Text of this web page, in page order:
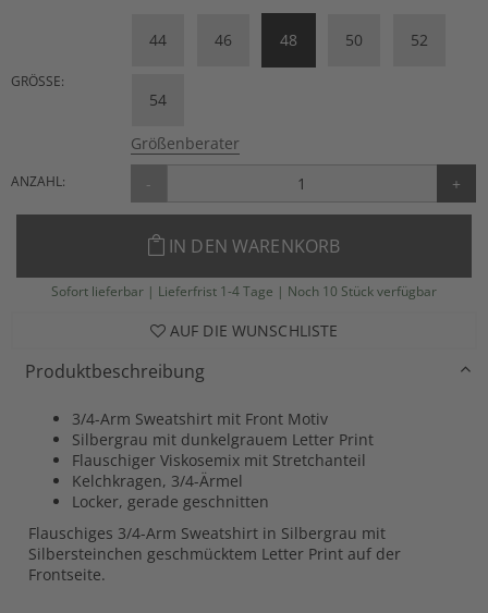
GRÖSSE:
44 46 48 50 52
54
Größenberater
ANZAHL: - +
IN DEN WARENKORB
Sofort lieferbar | Lieferfrist 1-4 Tage | Noch 10 Stück verfügbar
AUF DIE WUNSCHLISTE
Produktbeschreibung
3/4-Arm Sweatshirt mit Front Motiv
Silbergrau mit dunkelgrauem Letter Print
Flauschiger Viskosemix mit Stretchanteil
Kelchkragen, 3/4-Ärmel
Locker, gerade geschnitten
Flauschiges 3/4-Arm Sweatshirt in Silbergrau mit
Silbersteinchen geschmücktem Letter Print auf der
Frontseite.